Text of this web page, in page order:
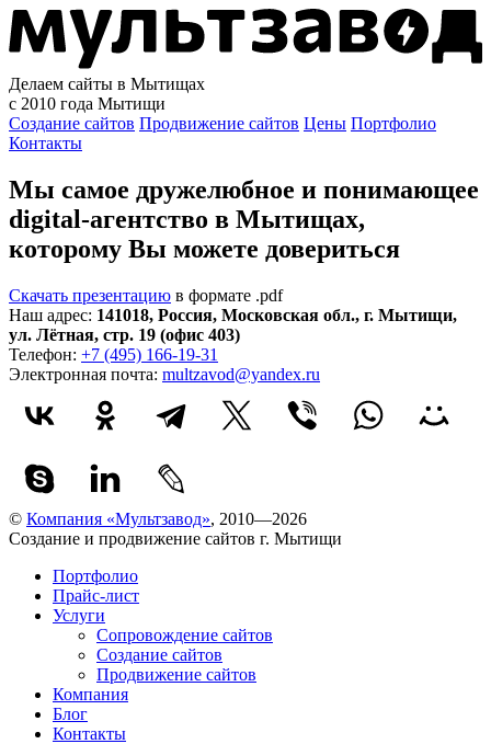
Делаем сайты в Мытищах
с 2010 года Мытищи
Создание сайтов Продвижение сайтов Цены Портфолио
Контакты
Мы самое дружелюбное и понимающее
digital-агентство в Мытищах,
которому Вы можете довериться
Скачать презентацию в формате .pdf
Наш адрес: 141018, Россия, Московская обл., г. Мытищи,
ул. Лётная, стр. 19 (офис 403)
Телефон: +7 (495) 166-19-31
Электронная почта: multzavod@yandex.ru
© Компания «Мультзавод», 2010—2026
Создание и продвижение сайтов г. Мытищи
Портфолио
Прайс-лист
Услуги
Сопровождение сайтов
Создание сайтов
Продвижение сайтов
Компания
Блог
Контакты